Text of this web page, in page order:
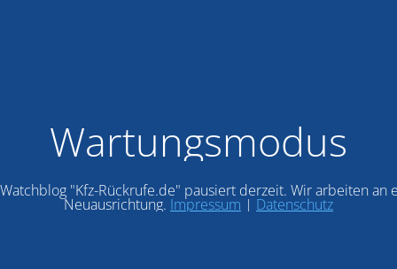
Wartungsmodus
"Kfz-Rückrufe.de" pausiert derzeit. Wir arbeiten an
Neuausrichtung. Impressum | Datenschutz